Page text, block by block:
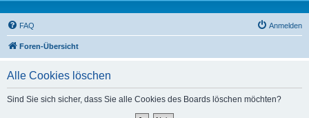
FAQ Anmelden
Foren-Übersicht
Alle Cookies löschen
Sind Sie sich sicher, dass Sie alle Cookies des Boards löschen möchten?